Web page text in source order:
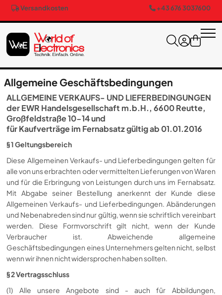
Versandkosten +43 676 3037600
Allgemeine Geschäftsbedingungen
ALLGEMEINE VERKAUFS- UND LIEFERBEDINGUNGEN
der EWR Handelsgesellschaft m.b.H., 6600 Reutte,
Großfeldstraße 10-14 und
für Kaufverträge im Fernabsatz gültig ab 01.01.2016
§ 1 Geltungsbereich
Diese Allgemeinen Verkaufs- und Lieferbedingungen gelten für
alle von uns erbrachten oder vermittelten Lieferungen von Waren
und für die Erbringung von Leistungen durch uns im Fernabsatz.
Mit Abgabe seiner Bestellung anerkennt der Kunde diese
Allgemeinen Verkaufs- und Lieferbedingungen. Abänderungen
und Nebenabreden sind nur gültig, wenn sie schriftlich vereinbart
werden. Diese Formvorschrift gilt nicht, wenn der Kunde
Verbraucher ist. Abweichende allgemeine
Geschäftsbedingungen eines Unternehmers gelten nicht, selbst
wenn wir ihnen nicht widersprochen haben sollten.
§ 2 Vertragsschluss
(1) Alle unsere Angebote sind - auch für Abbildungen,